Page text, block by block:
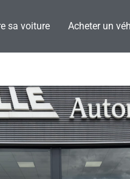
sa voiture Acheter un